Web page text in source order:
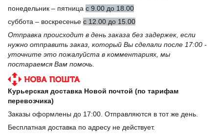
понедельник – пятница с 9.00 до 18.00
суббота – воскресенье с 12.00 до 15.00
Отправка происходит в день заказа без задержек, если
нужно отправить заказ, который Вы сделали после 17:00 -
уточните это пожалуйста в комментариях, мы
постараемся Вам помочь.
Курьерская доставка Новой почтой (по тарифам
перевозчика)
Заказы оформлены до 17:00. Отправляются в тот же день.
Бесплатная доставка по адресу не действует.